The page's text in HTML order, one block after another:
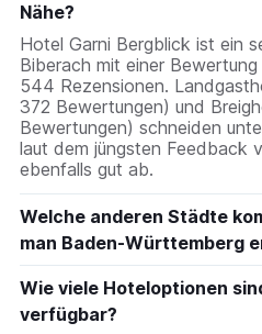
Nähe?
Hotel Garni Bergblick ist ein
Biberach mit einer
544 Rezensionen.
372 Bewertungen) und
Bewertungen) schneiden
laut dem jüngsten Feedback
ebenfalls gut ab.
Welche anderen Städte
man Baden-Württemberg
Wie viele Hoteloptionen
verfügbar?